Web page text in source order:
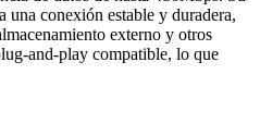
una conexión estable y duradera,
externo y otros
and-play compatible, lo que